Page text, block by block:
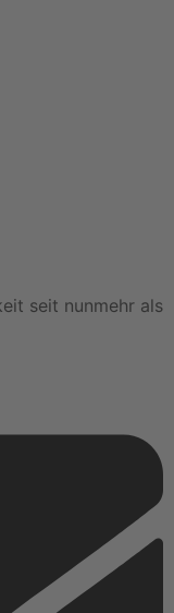
seit nunmehr als